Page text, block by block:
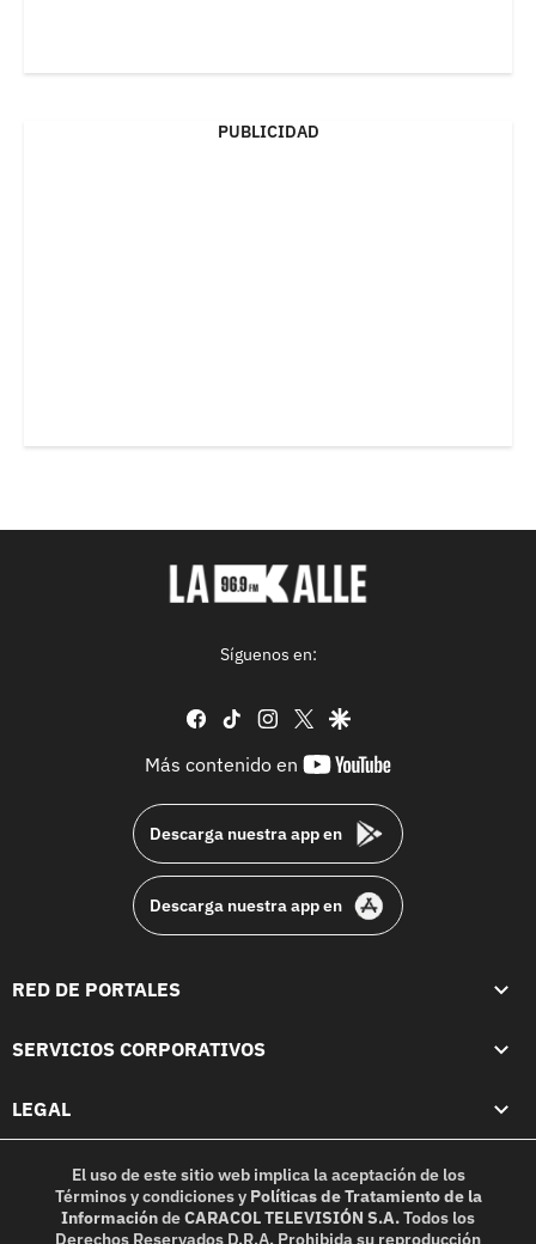
PUBLICIDAD
Síguenos en:
facebook
tiktok instagram
twittergoogle
Más contenido en
youtube-
Descarga nuestra app en
Descarga nuestra app en
RED DE PORTALES
SERVICIOS CORPORATIVOS
LEGAL
El uso de este sitio web implica la aceptación de los
Términos y condicionesy Políticas de Tratamiento de la
InformacióndeCARACOL TELEVISIÓN S.A.Todos los
Derechos Reservados D.R.A. Prohibida su reproducción